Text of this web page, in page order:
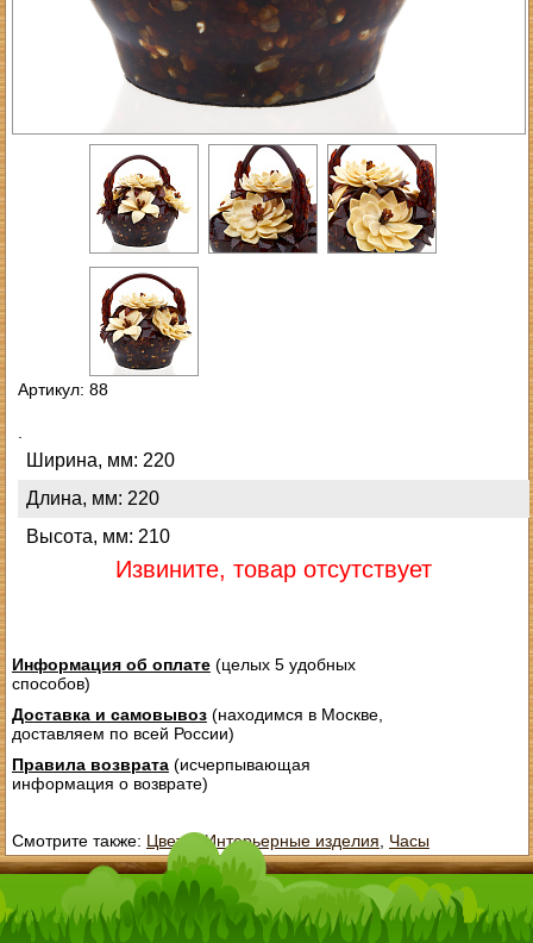
Артикул: 88
Ширина, мм: 220
Длина, мм: 220
Высота, мм: 210
Извините, товар отсутствует
Информация об оплате(целых 5 удобных
способов)
Доставка и самовывоз(находимся в Москве,
доставляем по всей России)
Правила возврата(исчерпывающая
информация о возврате)
Смотрите также: Цветы ,Интерьерные изделия Часы